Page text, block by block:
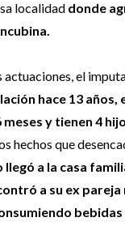
localidad donde
actuaciones, el
hace 13 años,
y tienen 4
hechos que
llegó a la casa
a su ex pareja
bebidas